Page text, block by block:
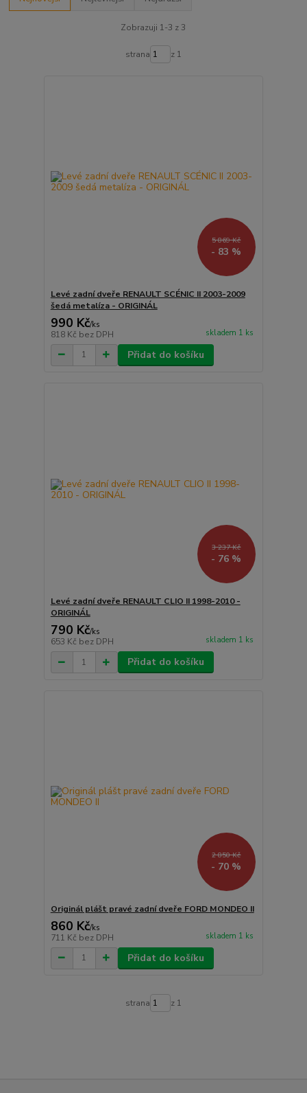
Zobrazuji 1-3 z 3
strana z 1
5 869 Kč
- 83 %
Levé zadní dveře RENAULT SCÉNIC II 2003-2009
šedá metalíza - ORIGINÁL
990 Kč/ks
818 Kč bez DPH skladem 1 ks
Přidat do košíku
3 237 Kč
- 76 %
Levé zadní dveře RENAULT CLIO II 1998-2010 -
ORIGINÁL
790 Kč/ks
653 Kč bez DPH skladem 1 ks
Přidat do košíku
2 850 Kč
- 70 %
Originál plášt pravé zadní dveře FORD MONDEO II
860 Kč/ks
711 Kč bez DPH skladem 1 ks
Přidat do košíku
strana z 1